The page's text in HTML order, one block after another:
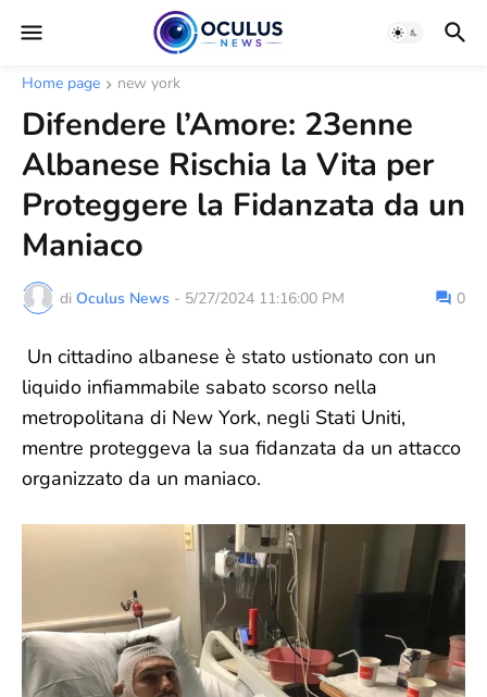
Home page new york
Difendere l’Amore: 23enne
Albanese Rischia la Vita per
Proteggere la Fidanzata da un
Maniaco
di Oculus News - 5/27/2024 11:16:00 PM 0
Un cittadino albanese è stato ustionato con un
liquido infiammabile sabato scorso nella
metropolitana di New York, negli Stati Uniti,
mentre proteggeva la sua fidanzata da un attacco
organizzato da un maniaco.